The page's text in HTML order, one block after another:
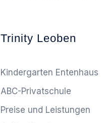
Trinity Leoben
Kindergarten Entenhaus
ABC-Privatschule
Preise und Leistungen